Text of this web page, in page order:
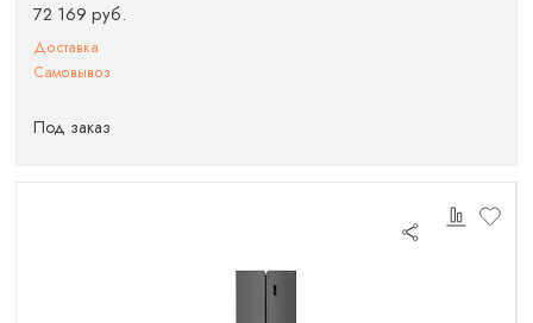
72 169 руб.
Доставка
Самовывоз
Под заказ